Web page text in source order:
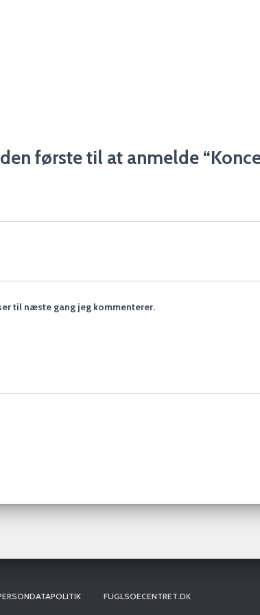
første til at anmelde
til næste gang jeg kommenterer.
FUGLSOECENTRET.DK